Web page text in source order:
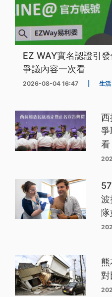
EZ WAY實名認證引
爭議內容一次看
2026-08-04 16:47 生活
西
爭
看
波
隊
對